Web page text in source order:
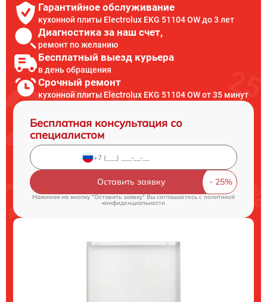
Гарантийное обслуживание
кухонной плиты Electrolux EKG 51104 OW до 3 лет
Диагностика за наш счет,
ремонт по желанию
Бесплатный выезд курьера
в день обращения
Срочный ремонт
кухонной плиты Electrolux EKG 51104 OW от 35 минут
Бесплатная консультация со
специалистом
Оставить заявку
Нажимая на кнопку "Оставить заявку" Вы соглашаетесь c политикой
конфиденциальности